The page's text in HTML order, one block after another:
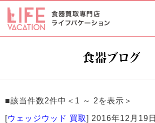
食器ブログ
■該当件数2件中＜1 ～ 2を表示＞
[ウェッジウッド 買取] 2016年12月19日